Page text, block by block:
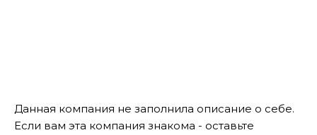
Данная компания не заполнила описание о себе.
Если вам эта компания знакома - оставьте